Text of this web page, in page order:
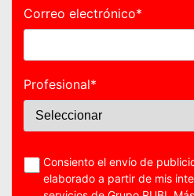
Correo electrónico*
Profesional*
Consiento el envío de
elaborado a partir de mis